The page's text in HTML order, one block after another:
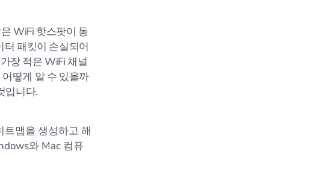
WiFi 핫스팟이 동
터 패킷이 손실되어
장 적은 WiFi 채널
떻게 알 수 있을까
입니다.
맵을 생성하고 해
와 Mac 컴퓨